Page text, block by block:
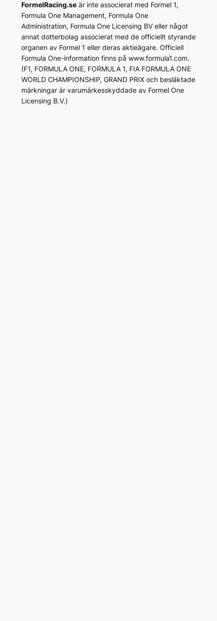
FormelRacing.seär inte associerat med Formel 1,
Formula One Management, Formula One
Administration, Formula One Licensing BV eller något
annat dotterbolag associerat med de officiellt styrande
organen av Formel 1 eller deras aktieägare. Officiell
Formula One-information finns på www.formula1.com.
(F1, FORMULA ONE, FORMULA 1, FIA FORMULA ONE
WORLD CHAMPIONSHIP, GRAND PRIX och besläktade
märkningar är varumärkesskyddade av Formel One
Licensing B.V.)